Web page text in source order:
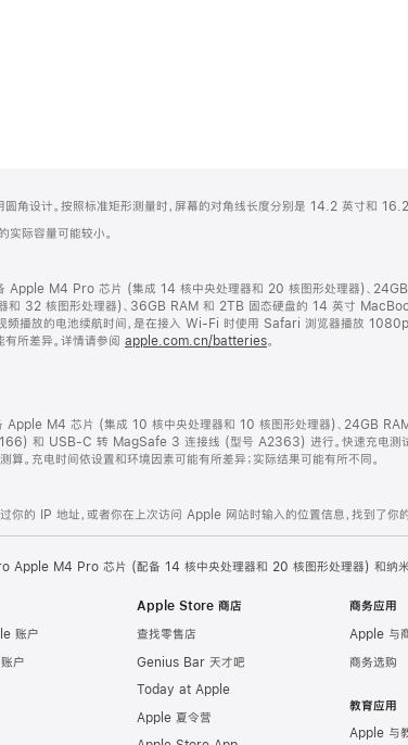
设计。按照标准矩形测量时，屏幕的对角线长度分别是 14.2 英寸和 16.2
际容量可能较小。
M4 Pro 芯片 (集成 14 核中央处理器和 20 核图形处理器)、
32 核图形处理器)、36GB RAM 和 2TB 固态硬盘的 14 英寸 MacBook
播放的电池续航时间，是在接入 Wi-Fi 时使用 Safari 浏览器播放 1080p
所差异。详情请参阅 apple.com.cn/batteries。
M4 芯片 (集成 10 核中央处理器和 10 核图形处理器)、24GB
和 USB-C 转 MagSafe 3 连接线 (型号 A2363) 进行。快速充电测
。充电时间依设置和环境因素可能有所差异；实际结果可能有所不同。
你的 IP 地址，或者你在上次访问 Apple 网站时输入的位置信息，找到了你的
Apple M4 Pro 芯片 (配备 14 核中央处理器和 20 核图形处理器) 和纳
账户
户
Apple Store 商店
查找零售店
Genius Bar 天才吧
Today at Apple
Apple 夏令营
商务应用
Apple 与
商务选购
教育应用
Apple 与